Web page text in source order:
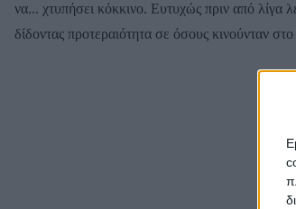
να... χτυπήσει κόκκινο. Ευτυχώς πριν από λίγα
δίδοντας προτεραιότητα σε όσους κινούνταν